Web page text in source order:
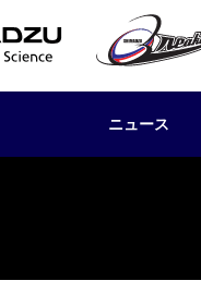
ニュース